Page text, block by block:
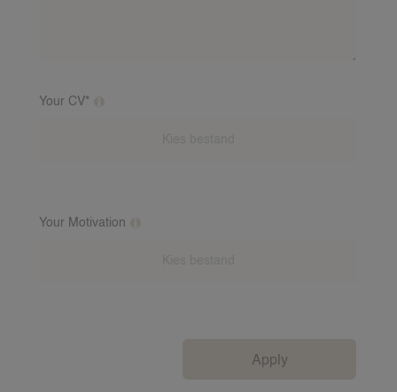
Your CV*
Your Motivation